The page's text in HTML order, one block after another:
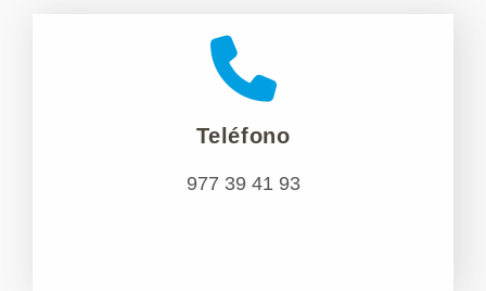
Teléfono
977 39 41 93